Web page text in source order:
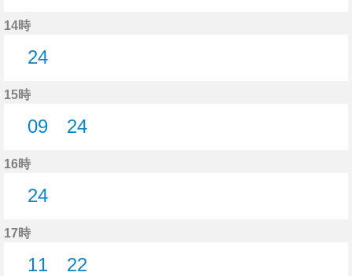
14時
24
15時
09
24
16時
24
17時
11
22